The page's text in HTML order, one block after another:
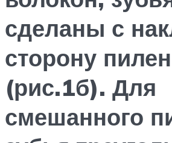
сделаны с
сторону
(рис.1б). Для
смешанного